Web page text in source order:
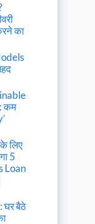
का
कम
लिए
5
Loan
बैठे